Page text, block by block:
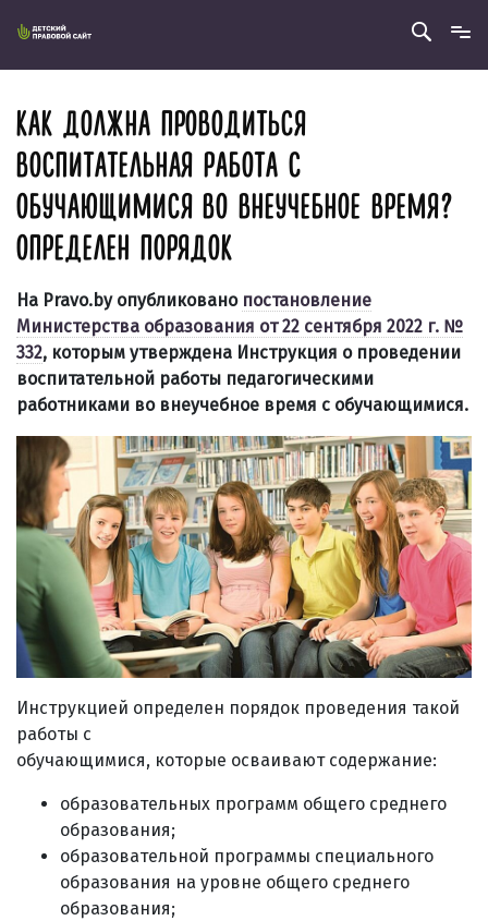
КАК ДОЛЖНА ПРОВОДИТЬСЯ
ВОСПИТАТЕЛЬНАЯ РАБОТА С
ОБУЧАЮЩИМИСЯ ВО ВНЕУЧЕБНОЕ ВРЕМЯ?
ОПРЕДЕЛЕН ПОРЯДОК
На Pravo.by опубликовано постановление
Министерства образования от 22 сентября 2022 г. №
332, которым утверждена Инструкция о проведении
воспитательной работы педагогическими
работниками во внеучебное время с обучающимися.
Инструкцией определен порядок проведения такой
работы с
обучающимися, которые осваивают содержание:
образовательных программ общего среднего
образования;
образовательной программы специального
образования на уровне общего среднего
образования;